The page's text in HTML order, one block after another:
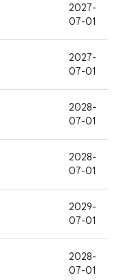
2027-
07-01
2027-
07-01
2028-
07-01
2028-
07-01
2029-
07-01
2028-
07-01